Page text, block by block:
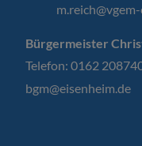
m.reich@vgem-
Bürgermeister
Telefon: 0162
bgm@eisenheim.de